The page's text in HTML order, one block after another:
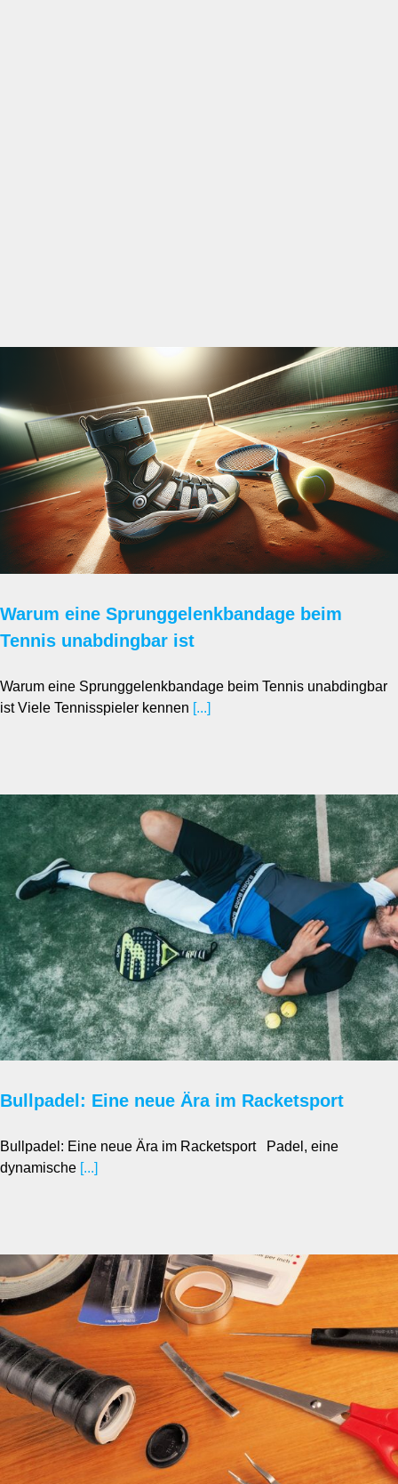
Warum eine Sprunggelenkbandage beim
Tennis unabdingbar ist
Warum eine Sprunggelenkbandage beim Tennis unabdingbar
ist Viele Tennisspieler kennen [...]
Bullpadel: Eine neue Ära im Racketsport
Bullpadel: Eine neue Ära im Racketsport Padel, eine
dynamische [...]